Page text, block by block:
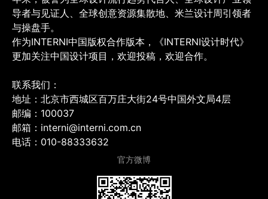
导者与见证人、全球创意资源集散地、米兰设计周引领者
与操盘手。
作为INTERNI中国版权合作版本，《INTERNI设计时代》
更加关注中国设计项目，欢迎投稿，欢迎合作。
联系我们：
地址：北京市西城区百万庄大街24号中国外文局4层
邮编：100037
邮箱：interni@interni.com.cn
电话：010-88333632
官方微博